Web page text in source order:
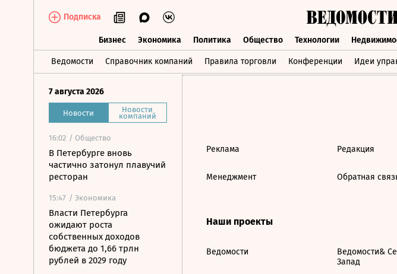
Подписка
Бизнес Экономика Политика Общество Технологии
Ведомости Справочник компаний Правила торговли Конференции Идеи
Бизнес Экономика Политика Общество Технологии
7 августа 2026
Новости Новости
компаний
16:02 / Общество
В Петербурге вновь
частично затонул плавучий
ресторан
15:47 / Экономика
Власти Петербурга
ожидают роста
собственных доходов
бюджета до 1,66 трлн
рублей в 2029 году
Реклама
Менеджмент
Редакция
Обратная
Наши проекты
Ведомости
Ведомости&
Запад